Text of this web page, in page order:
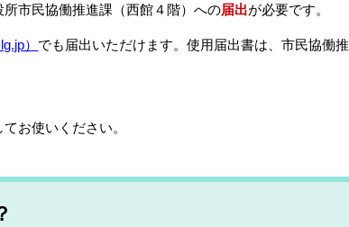
市民協働推進課（西館４階）への届出が必要です。
） でも届出いただけます。使用届出書は、市民協働推
お使いください。